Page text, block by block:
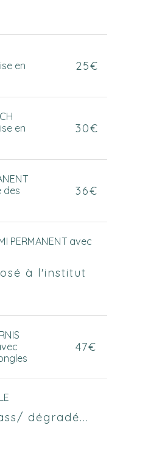
en
25€
en
30€
des
36€
PERMANENT avec
à l'institut
47€
dégradé...